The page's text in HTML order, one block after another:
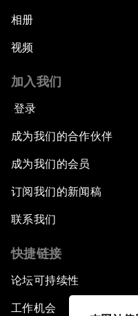
相册
视频
加入我们
登录
成为我们的合作伙伴
成为我们的会员
订阅我们的新闻稿
联系我们
快捷链接
论坛可持续性
工作机会